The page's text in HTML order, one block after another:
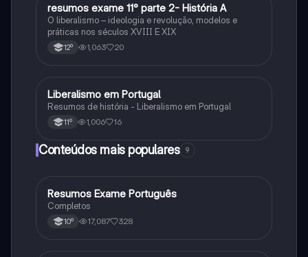
História
resumos exame 11° parte 2- História A
O liberalismo – ideologia e revolução, modelos e
práticas nos séculos XVIII E XIX
12º 1,063 20
História
Liberalismo em Portugal
Resumos de história - Liberalismo em Portugal
11º 1,006 16
Conteúdos mais populares 9
Português
Resumos Exame Português
Completos
10º 17,087 328